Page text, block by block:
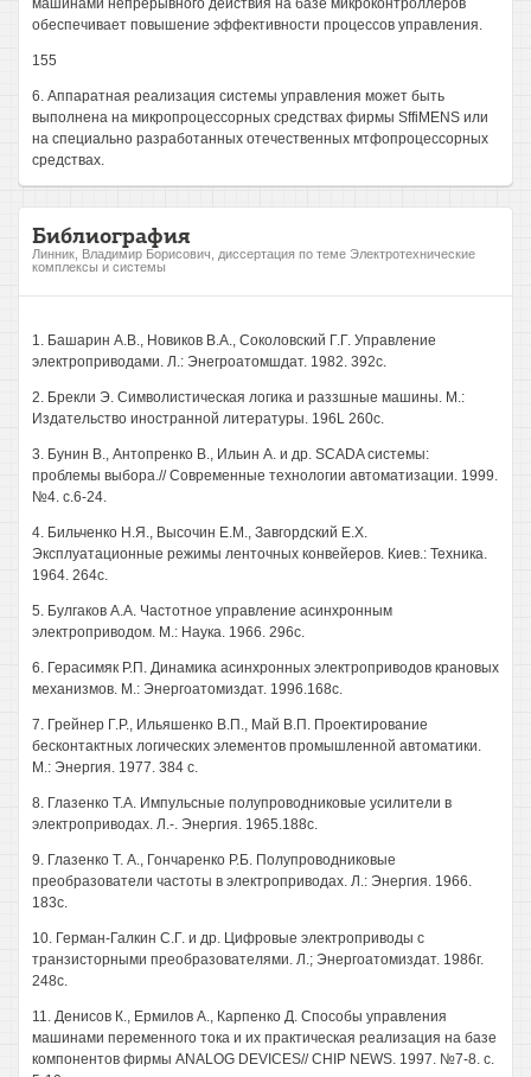
машинами непрерывного действия на базе микроконтроллеров
обеспечивает повышение эффективности процессов управления.
155
6. Аппаратная реализация системы управления может быть
выполнена на микропроцессорных средствах фирмы SffiMENS или
на специально разработанных отечественных мтфопроцессорных
средствах.
Библиография
Линник, Владимир Борисович, диссертация по теме Электротехнические
комплексы и системы
1. Башарин A.B., Новиков В.А., Соколовский Г.Г. Управление
электроприводами. Л.: Энегроатомшдат. 1982. 392с.
2. Брекли Э. Символистическая логика и раззшные машины. М.:
Издательство иностранной литературы. 196L 260с.
3. Бунин В., Антопренко В., Ильин А. и др. SCADA системы:
проблемы выбора.// Современные технологии автоматизации. 1999.
№4. с.6-24.
4. Бильченко Н.Я., Высочин Е.М., Завгордский Е.Х.
Эксплуатационные режимы ленточных конвейеров. Киев.: Техника.
1964. 264с.
5. Булгаков A.A. Частотное управление асинхронным
электроприводом. М.: Наука. 1966. 296с.
6. Герасимяк Р.П. Динамика асинхронных электроприводов крановых
механизмов. М.: Энергоатомиздат. 1996.168с.
7. Грейнер Г.Р., Ильяшенко В.П., Май В.П. Проектирование
бесконтактных логических элементов промышленной автоматики.
М.: Энергия. 1977. 384 с.
8. Глазенко Т.А. Импульсные полупроводниковые усилители в
электроприводах. Л.-. Энергия. 1965.188с.
9. Глазенко Т. А., Гончаренко Р.Б. Полупроводниковые
преобразователи частоты в электроприводах. Л.: Энергия. 1966.
183с.
10. Герман-Галкин С.Г. и др. Цифровые электроприводы с
транзисторными преобразователями. Л.; Энергоатомиздат. 1986г.
248с.
11. Денисов К., Ермилов А., Карпенко Д. Способы управления
машинами переменного тока и их практическая реализация на базе
компонентов фирмы ANALOG DEVICES// CHIP NEWS. 1997. №7-8. с.